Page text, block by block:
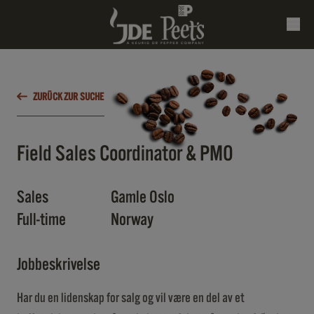
ZURÜCK ZUR SUCHE
Field Sales Coordinator & PMO
Sales
Gamle Oslo
Full-time
Norway
Jobbeskrivelse
Har du en lidenskap for salg og vil være en del av et